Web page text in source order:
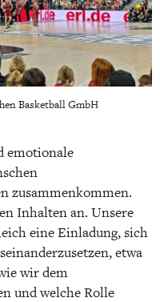
Basketball GmbH
emotionale
zusammenkommen.
Inhalten an. Unsere
eine Einladung, sich
etwa
wir dem
und welche Rolle